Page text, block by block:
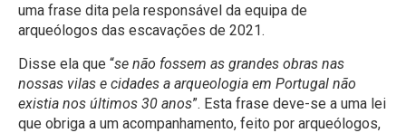
uma frase dita pela responsável da equipa de
arqueólogos das escavações de 2021.
Disse ela que “se não fossem as grandes obras nas
nossas vilas e cidades a arqueologia em Portugal não
existia nos últimos 30 anos”. Esta frase deve-se a uma lei
que obriga a um acompanhamento, feito por arqueólogos,